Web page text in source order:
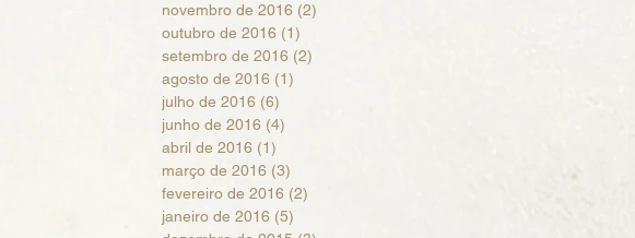
novembro de 2016 (2)
outubro de 2016 (1)
setembro de 2016 (2)
agosto de 2016 (1)
julho de 2016 (6)
junho de 2016 (4)
abril de 2016 (1)
março de 2016 (3)
fevereiro de 2016 (2)
janeiro de 2016 (5)